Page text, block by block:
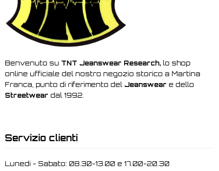
Benvenuto su TNT Jeanswear Research, lo shop
online ufficiale del nostro negozio storico a Martina
Franca, punto di riferimento del Jeanswear e dello
Streetwear dal 1992.
Servizio clienti
Lunedi - Sabato: 08.30-13.00 e 17.00-20.30